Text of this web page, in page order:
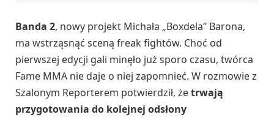
Banda 2, nowy projekt Michała „Boxdela” Barona,
ma wstrząsnąć sceną freak fightów. Choć od
pierwszej edycji gali minęło już sporo czasu, twórca
Fame MMA nie daje o niej zapomnieć. W rozmowie z
Szalonym Reporterem potwierdził, żetrwają
przygotowania do kolejnej odsłony